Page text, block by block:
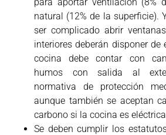
natural (12% de la superficie).
ser complicado abrir
interiores deberán disponer de
cocina debe contar con
humos con salida al
normativa de protección
aunque también se aceptan
carbono si la cocina es
Se deben cumplir los